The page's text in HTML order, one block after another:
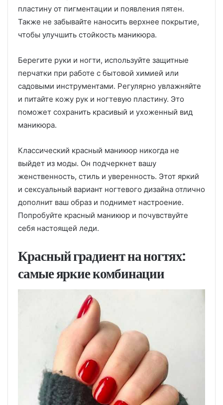
пластину от пигментации и появления пятен.
Также не забывайте наносить верхнее покрытие,
чтобы улучшить стойкость маникюра.
Берегите руки и ногти, используйте защитные
перчатки при работе с бытовой химией или
садовыми инструментами. Регулярно увлажняйте
и питайте кожу рук и ногтевую пластину. Это
поможет сохранить красивый и ухоженный вид
маникюра.
Классический красный маникюр никогда не
выйдет из моды. Он подчеркнет вашу
женственность, стиль и уверенность. Этот яркий
и сексуальный вариант ногтевого дизайна отлично
дополнит ваш образ и поднимет настроение.
Попробуйте красный маникюр и почувствуйте
себя настоящей леди.
Красный градиент на ногтях:
самые яркие комбинации